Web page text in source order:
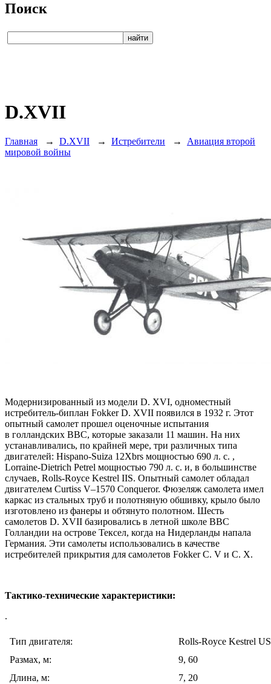
Поиск
D.XVII
Главная → D.XVII → Истребители → Авиация второй
мировой войны
Модернизированный из модели D. XVI, одноместный
истребитель-биплан Fokker D. XVII появился в 1932 г. Этот
опытный самолет прошел оценочные испытания
в голландских ВВС, которые заказали 11 машин. На них
устанавливались, по крайней мере, три различных типа
двигателей: Hispano-Suiza 12Xbrs мощностью 690 л. с. ,
Lorraine-Dietrich Petrel мощностью 790 л. с. и, в большинстве
случаев, Rolls-Royce Kestrel IIS. Опытный самолет обладал
двигателем Curtiss V–1570 Conqueror. Фюзеляж самолета имел
каркас из стальных труб и полотняную обшивку, крыло было
изготовлено из фанеры и обтянуто полотном. Шесть
самолетов D. XVII базировались в летной школе ВВС
Голландии на острове Тексел, когда на Нидерланды напала
Германия. Эти самолеты использовались в качестве
истребителей прикрытия для самолетов Fokker C. V и C. X.
Тактико-технические характеристики:
.
Тип двигателя:
Rolls-Royce Kestrel US
Размах, м:
9, 60
Длина, м:
7, 20